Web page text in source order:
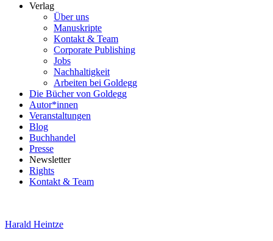
Verlag
Über uns
Manuskripte
Kontakt & Team
Corporate Publishing
Jobs
Nachhaltigkeit
Arbeiten bei Goldegg
Die Bücher von Goldegg
Autor*innen
Veranstaltungen
Blog
Buchhandel
Presse
Newsletter
Rights
Kontakt & Team
Harald Heintze